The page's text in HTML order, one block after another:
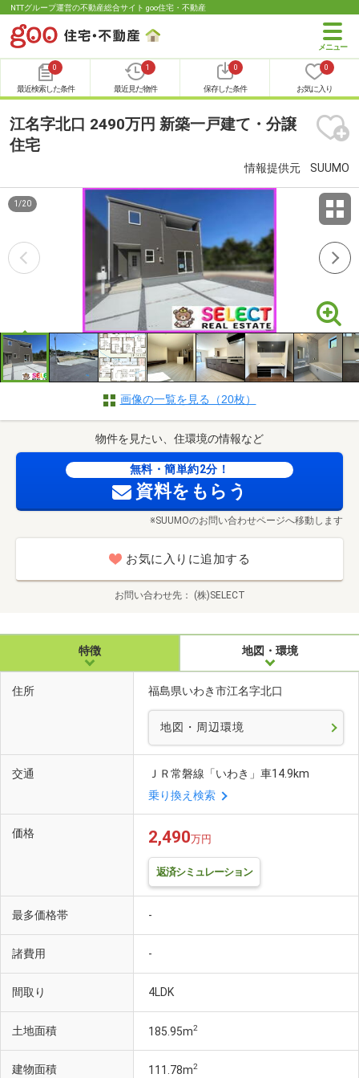
NTTグループ運営の不動産総合サイト goo住宅・不動産
0
最近検索した条件
1
最近見た物件
0
保存した条件
0
お気に入り
江名字北口 2490万円 新築一戸建て・分譲
住宅
情報提供元 SUUMO
1 /20
画像の一覧を見る（20枚）
物件を見たい、住環境の情報など
無料・簡単約2分！
資料をもらう
※SUUMOのお問い合わせページへ移動します
お気に入りに追加する
お問い合わせ先 (株)SELECT
特徴 地図・環境
住所 福島県いわき市江名字北口
地図・周辺環境
交通
ＪＲ常磐線「いわき」車14.9km
乗り換え検索
価格 2,490万円
返済シミュレーション
最多価格帯 -
諸費用 -
間取り 4LDK
土地面積 185.95m2
建物面積 111.78m2